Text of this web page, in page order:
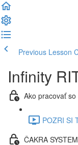
Previous Lesson
Infinity
Ako pracovať
POZRI SI
ČAKRA SYSTEM